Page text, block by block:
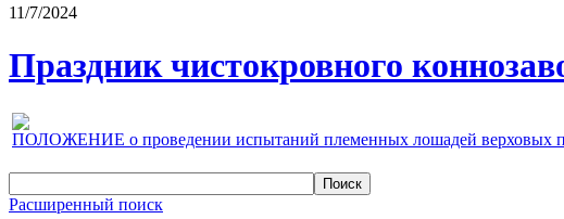
11/7/2024
Праздник чистокровного
ПОЛОЖЕНИЕ о проведении испытаний племенных лошадей верховых
Расширенный поиск